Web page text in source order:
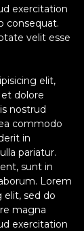
exercitation
consequat.
velit esse
elit,
dolore
nostrud
commodo
in
pariatur.
sunt in
Lorem
elit, sed do
magna
exercitation